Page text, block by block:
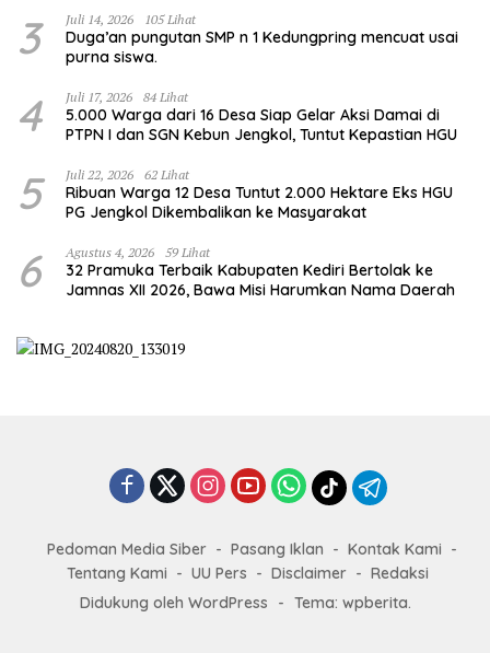
3 Juli 14, 2026 105 Lihat
Duga’an pungutan SMP n 1 Kedungpring mencuat usai
purna siswa.
4 Juli 17, 2026 84 Lihat
5.000 Warga dari 16 Desa Siap Gelar Aksi Damai di
PTPN I dan SGN Kebun Jengkol, Tuntut Kepastian HGU
5 Juli 22, 2026 62 Lihat
Ribuan Warga 12 Desa Tuntut 2.000 Hektare Eks HGU
PG Jengkol Dikembalikan ke Masyarakat
6 Agustus 4, 2026 59 Lihat
32 Pramuka Terbaik Kabupaten Kediri Bertolak ke
Jamnas XII 2026, Bawa Misi Harumkan Nama Daerah
Pedoman Media Siber Pasang Iklan
Kontak Kami
Tentang Kami
UU Pers Disclaimer
Redaksi
Didukung oleh WordPress
- Tema: wpberita.